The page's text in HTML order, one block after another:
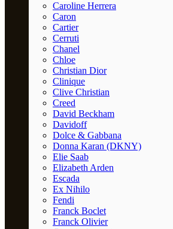
Caroline Herrera
Caron
Cartier
Cerruti
Chanel
Chloe
Christian Dior
Clinique
Clive Christian
Creed
David Beckham
Davidoff
Dolce & Gabbana
Donna Karan (DKNY)
Elie Saab
Elizabeth Arden
Escada
Ex Nihilo
Fendi
Franck Boclet
Franck Olivier